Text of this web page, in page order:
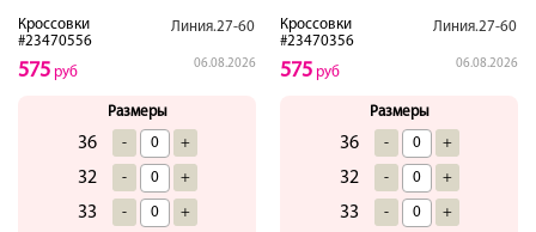
Кроссовки
#23470556
Линия.27-60
06.08.2026
575 руб
Размеры
36 - +
32 - +
33 - +
Кроссовки
#23470356
Линия.27-60
06.08.2026
575 руб
Размеры
36 - +
32 - +
33 - +